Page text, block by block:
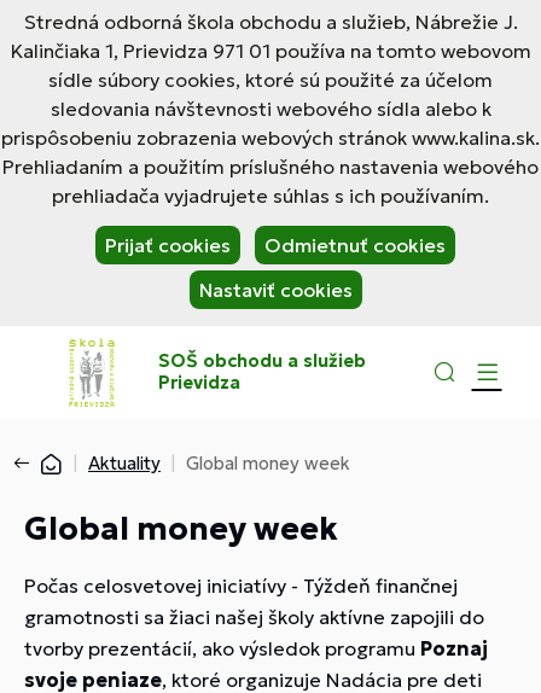
Stredná odborná škola obchodu a služieb, Nábrežie J.
Kalinčiaka 1, Prievidza 971 01 používa na tomto webovom
sídle súbory cookies, ktoré sú použité za účelom
sledovania návštevnosti webového sídla alebo k
prispôsobeniu zobrazenia webových stránok www.kalina.sk.
Prehliadaním a použitím príslušného nastavenia webového
prehliadača vyjadrujete súhlas s ich používaním.
Prijať cookies
Odmietnuť cookies
Nastaviť cookies
SOŠ obchodu a služieb
Prievidza
Aktuality Global money week
Global money week
Počas celosvetovej iniciatívy - Týždeň finančnej
gramotnosti sa žiaci našej školy aktívne zapojili do
tvorby prezentácií, ako výsledok programu Poznaj
svoje peniaze, ktoré organizuje Nadácia pre deti